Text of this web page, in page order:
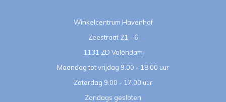
Winkelcentrum Havenhof
Zeestraat 21 - 6
1131 ZD Volendam
Maandag tot vrijdag 9.00 - 18.00 uur
Zaterdag 9.00 - 17.00 uur
Zondags gesloten